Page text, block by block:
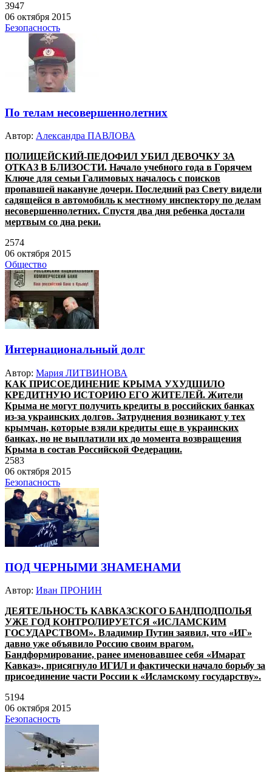
3947
06 октября 2015
Безопасность
По телам несовершеннолетних
Автор: Александра ПАВЛОВА
ПОЛИЦЕЙСКИЙ-ПЕДОФИЛ УБИЛ ДЕВОЧКУ ЗА
ОТКАЗ В БЛИЗОСТИ. Начало учебного года в Горячем
Ключе для семьи Галимовых началось с поисков
пропавшей накануне дочери. Последний раз Свету видели
садящейся в автомобиль к местному инспектору по делам
несовершеннолетних. Спустя два дня ребенка достали
мертвым со дна реки.
2574
06 октября 2015
Общество
Интернациональный долг
Автор: Мария ЛИТВИНОВА
КАК ПРИСОЕДИНЕНИЕ КРЫМА УХУДШИЛО
КРЕДИТНУЮ ИСТОРИЮ ЕГО ЖИТЕЛЕЙ. Жители
Крыма не могут получить кредиты в российских банках
из-за украинских долгов. Затруднения возникают у тех
крымчан, которые взяли кредиты еще в украинских
банках, но не выплатили их до момента возвращения
Крыма в состав Российской Федерации.
2583
06 октября 2015
Безопасность
ПОД ЧЕРНЫМИ ЗНАМЕНАМИ
Автор: Иван ПРОНИН
ДЕЯТЕЛЬНОСТЬ КАВКАЗСКОГО БАНДПОДПОЛЬЯ
УЖЕ ГОД КОНТРОЛИРУЕТСЯ «ИСЛАМСКИМ
ГОСУДАРСТВОМ». Владимир Путин заявил, что «ИГ»
давно уже объявило Россию своим врагом.
Бандформирование, ранее именовавшее себя «Имарат
Кавказ», присягнуло ИГИЛ и фактически начало борьбу за
присоединение части России к «Исламскому государству».
5194
06 октября 2015
Безопасность